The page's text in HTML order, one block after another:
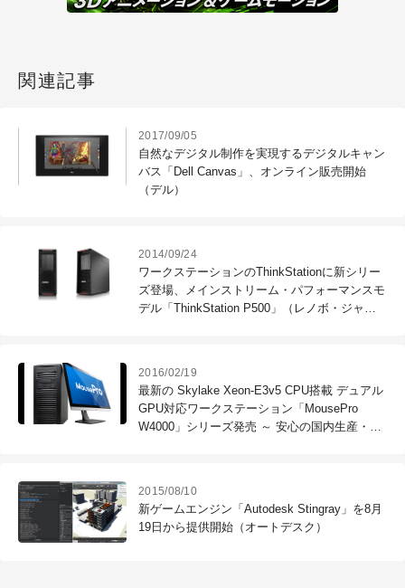
関連記事
2017/09/05
自然なデジタル制作を実現するデジタルキャン
バス「Dell Canvas」、オンライン販売開始
（デル）
2014/09/24
ワークステーションのThinkStationに新シリー
ズ登場、メインストリーム・パフォーマンスモ
デル「ThinkStation P500」（レノボ・ジャパ
2016/02/19
最新の Skylake Xeon-E3v5 CPU搭載 デュアル
GPU対応ワークステーション「MousePro
W4000」シリーズ発売 ～ 安心の国内生産・国
2015/08/10
新ゲームエンジン「Autodesk Stingray」を8月
19日から提供開始（オートデスク）